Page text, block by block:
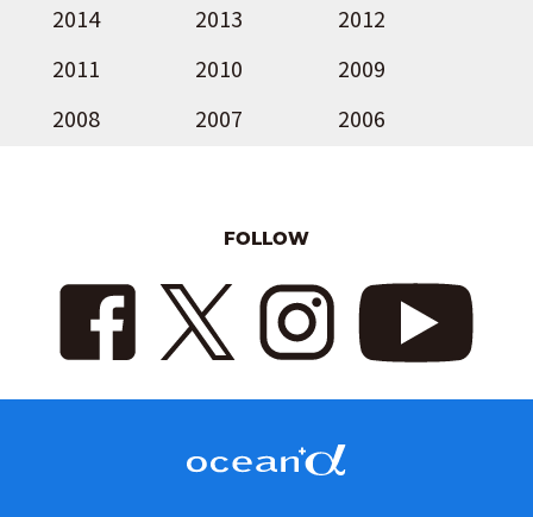
2014
2013
2012
2011
2010
2009
2008
2007 2006
FOLLOW